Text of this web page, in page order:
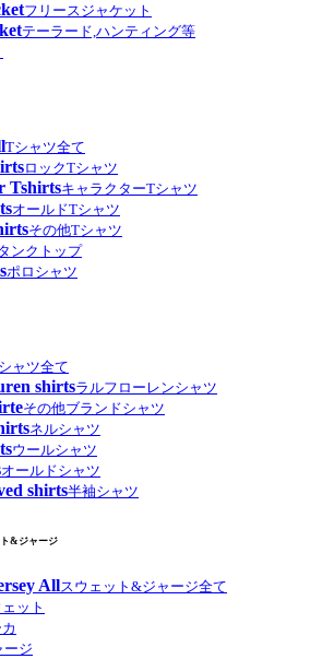
フリースジャケット
テーラード,ハンティング等
Tシャツ全て
ロックTシャツ
TshirtsキャラクターTシャツ
オールドTシャツ
その他Tシャツ
ンクトップ
ポロシャツ
シャツ全て
shirtsラルフローレンシャツ
その他ブランドシャツ
ネルシャツ
ウールシャツ
オールドシャツ
shirts半袖シャツ
&ジャージ
Allスウェット&ジャージ全て
ット
ージ